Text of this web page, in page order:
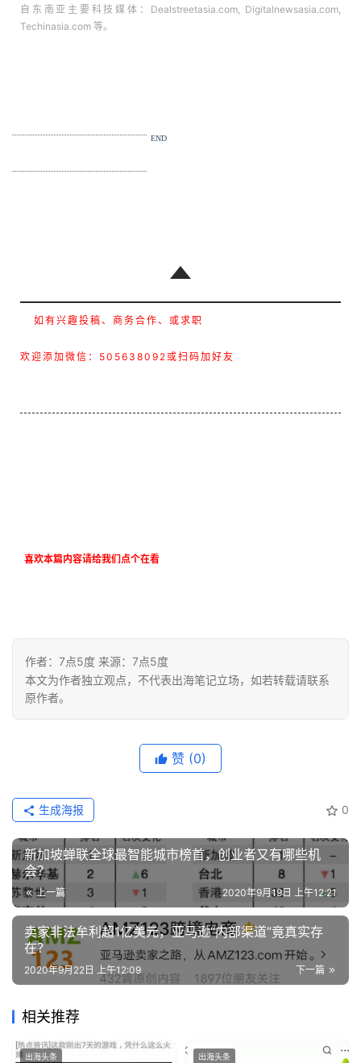
自东南亚主要科技媒体：Dealstreetasia.com, Digitalnewsasia.com,
Techinasia.com 等。
END
如有兴趣投稿、商务合作、或求职
欢迎添加微信：505638092或扫码加好友
喜欢本篇内容请给我们点个在看
作者：7点5度 来源：7点5度
本文为作者独立观点，不代表出海笔记立场，如若转载请联系
原作者。
赞 (0)
0
生成海报
新加坡蝉联全球最智能城市榜首，创业者又有哪些机
会？
上一篇 2020年9月19日 上午12:21
卖家非法牟利超1亿美元，亚马逊“内部渠道”竟真实存
在？
下一篇
2020年9月22日 上午12:09
相关推荐
出海头条 出海头条